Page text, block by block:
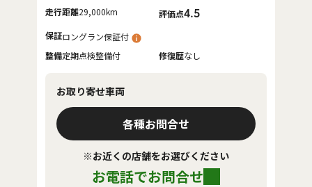
走行距離29,000km 評価点4.5
保証ロングラン保証付
整備定期点検整備付 修復歴なし
お取り寄せ車両
各種お問合せ
※お近くの店舗をお選びください
お電話でお問合せ